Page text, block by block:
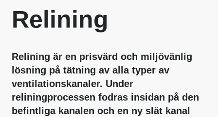
Relining
Relining är en prisvärd och miljövänlig
lösning på tätning av alla typer av
ventilationskanaler. Under
reliningprocessen fodras insidan på den
befintliga kanalen och en ny slät kanal